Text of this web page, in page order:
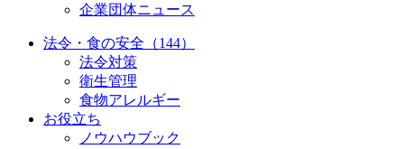
企業団体ニュース
法令・食の安全（144）
法令対策
衛生管理
食物アレルギー
お役立ち
ノウハウブック